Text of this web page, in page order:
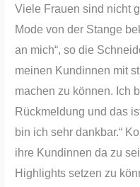
Viele Frauen sind nicht
Mode von der Stange
an mich“, so die
meinen Kundinnen mit
machen zu können. Ich
Rückmeldung und das
bin ich sehr dankbar.“
ihre Kundinnen da zu
Highlights setzen zu